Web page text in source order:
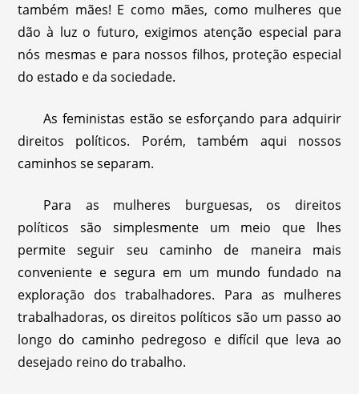
também mães! E como mães, como mulheres que
dão à luz o futuro, exigimos atenção especial para
nós mesmas e para nossos filhos, proteção especial
do estado e da sociedade.
As feministas estão se esforçando para adquirir
direitos políticos. Porém, também aqui nossos
caminhos se separam.
Para as mulheres burguesas, os direitos
políticos são simplesmente um meio que lhes
permite seguir seu caminho de maneira mais
conveniente e segura em um mundo fundado na
exploração dos trabalhadores. Para as mulheres
trabalhadoras, os direitos políticos são um passo ao
longo do caminho pedregoso e difícil que leva ao
desejado reino do trabalho.